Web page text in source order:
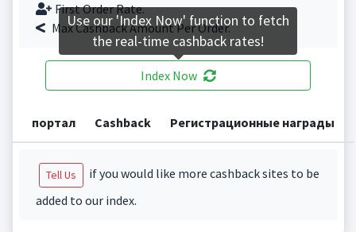
First Order Rate.
Max Cashback Amount Per Order.
Index Now
портал Cashback Регистрационные награды
Tell Us
if you would like more cashback sites to be
added to our index.
Use our 'Index Now' function to fetch
the real-time cashback rates!